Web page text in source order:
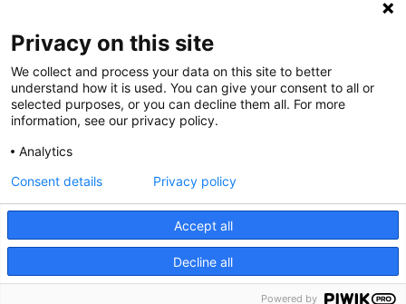
@CGTCatalunya
cgtcatalunya
CGTCatalunya
cgtcatalunya
Desenvolupat per
Privacy on this site
We collect and process your data on this site to better
understand how it is used. You can give your consent to all or
selected purposes, or you can decline them all. For more
information, see our privacy policy.
Analytics
Accept all
Decline all
Consent details Privacy policy
Powered by